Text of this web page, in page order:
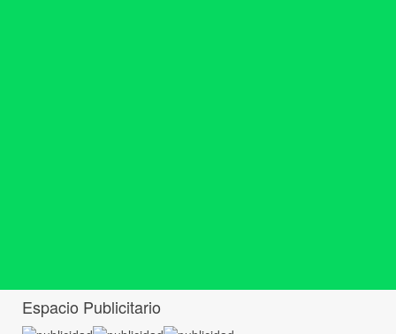
Espacio Publicitario